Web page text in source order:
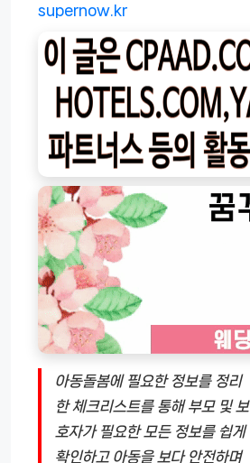
supernow.kr
아동돌봄에 필요한 정보를 정리
한 체크리스트를 통해 부모 및 보
호자가 필요한 모든 정보를 쉽게
확인하고 아동을 보다 안전하며